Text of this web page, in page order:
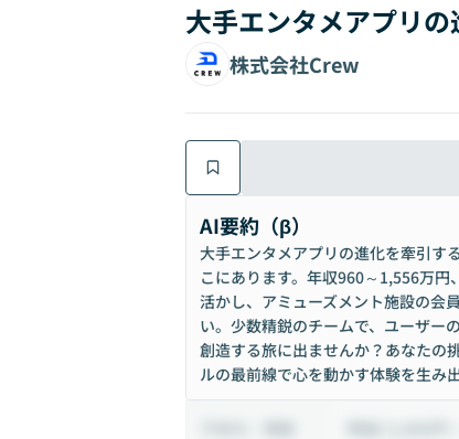
大手エンタメアプリ
株式会社Crew
AI要約（β）
大手エンタメアプリの進化を牽引す
こにあります。年収960～1,556万
活かし、アミューズメント施設の会
い。少数精鋭のチームで、ユーザー
創造する旅に出ませんか？あなたの
ルの最前線で心を動かす体験を生み